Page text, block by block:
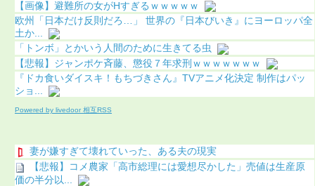
【画像】避難所の女がHすぎるｗｗｗｗｗ
欧州「日本だけ反則だろ…」 世界の『日本びいき』にヨーロッパ全
土か...
「トンボ」とかいう人間のために生きてる虫
【悲報】ジャンポケ斉藤、懲役７年求刑ｗｗｗｗｗｗｗ
『ドカ食いダイスキ！もちづきさん』TVアニメ化決定 制作はパッ
ショ...
Powered by livedoor 相互RSS
妻が嫌すぎて壊れていった、ある夫の現実
【悲報】コメ農家「高市総理には愛想尽かした」売値は生産原
価の半分以...